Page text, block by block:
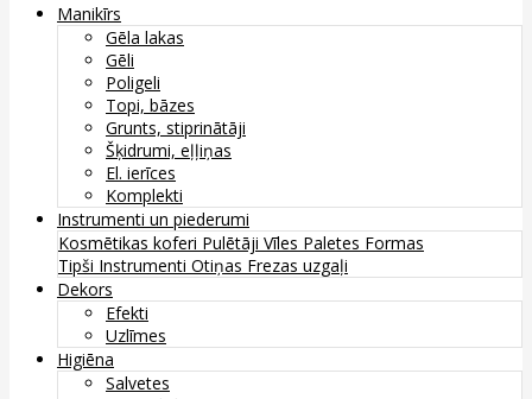
Manikīrs
Gēla lakas
Gēli
Poligeli
Topi, bāzes
Grunts, stiprinātāji
Šķidrumi, eļļiņas
El. ierīces
Komplekti
Instrumenti un piederumi
Kosmētikas koferi Pulētāji Vīles Paletes Formas
Tipši Instrumenti Otiņas Frezas uzgaļi
Dekors
Efekti
Uzlīmes
Higiēna
Salvetes